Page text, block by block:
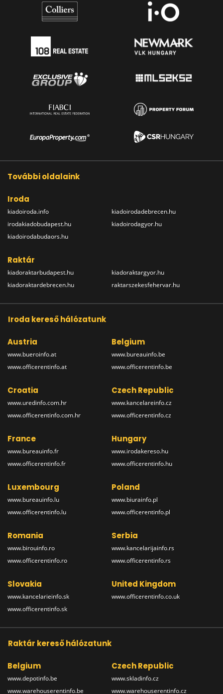
További oldalaink
Iroda
kiadoiroda.info
irodakiadobudapest.hu
kiadoirodabudaors.hu
kiadoirodadebrecen.hu
kiadoirodagyor.hu
Raktár
kiadoraktarbudapest.hu
kiadoraktardebrecen.hu
kiadoraktargyor.hu
raktarszekesfehervar.hu
Iroda kereső hálózatunk
Austria
www.bueroinfo.at
www.officerentinfo.at
Belgium
www.bureauinfo.be
www.officerentinfo.be
Croatia
www.uredinfo.com.hr
www.officerentinfo.com.hr
Czech Republic
www.kancelareinfo.cz
www.officerentinfo.cz
France
www.bureauinfo.fr
www.officerentinfo.fr
Hungary
www.irodakereso.hu
www.officerentinfo.hu
Luxembourg
www.bureauinfo.lu
www.officerentinfo.lu
Poland
www.biurainfo.pl
www.officerentinfo.pl
Romania
www.birouinfo.ro
www.officerentinfo.ro
Serbia
www.kancelarijainfo.rs
www.officerentinfo.rs
Slovakia
www.kancelarieinfo.sk
www.officerentinfo.sk
United Kingdom
www.officerentinfo.co.uk
Raktár kereső hálózatunk
Belgium
www.depotinfo.be
www.warehouserentinfo.be
Czech Republic
www.skladinfo.cz
www.warehouserentinfo.cz